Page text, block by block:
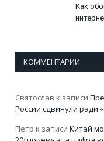
Как
КОММЕНТАРИИ
Святослав к записи
России сдвинули ради
Петр к записи Китай